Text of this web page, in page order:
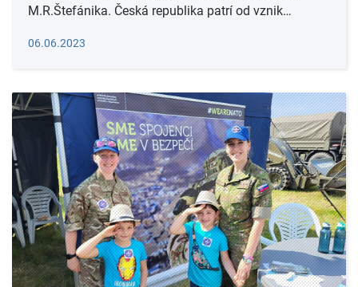
M.R.Štefánika. Česká republika patrí od vznik…
06.06.2023